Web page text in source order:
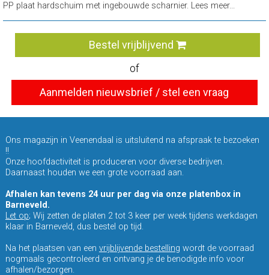
PP plaat hardschuim met ingebouwde scharnier. Lees meer...
Bestel vrijblijvend
of
Aanmelden nieuwsbrief / stel een vraag
Ons magazijn in Veenendaal is uitsluitend na afspraak te bezoeken
!!
Onze hoofdactiviteit is produceren voor diverse bedrijven.
Daarnaast houden we een grote voorraad aan.
Afhalen kan tevens 24 uur per dag via onze platenbox in
Barneveld.
Let op; Wij zetten de platen 2 tot 3 keer per week tijdens werkdagen
klaar in Barneveld, dus bestel op tijd.
Na het plaatsen van een vrijblijvende bestelling wordt de voorraad
nogmaals gecontroleerd en ontvang je de benodigde info voor
afhalen/bezorgen.